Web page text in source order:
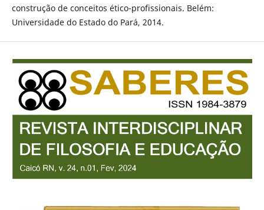
construção de conceitos ético-profissionais. Belém:
Universidade do Estado do Pará, 2014.